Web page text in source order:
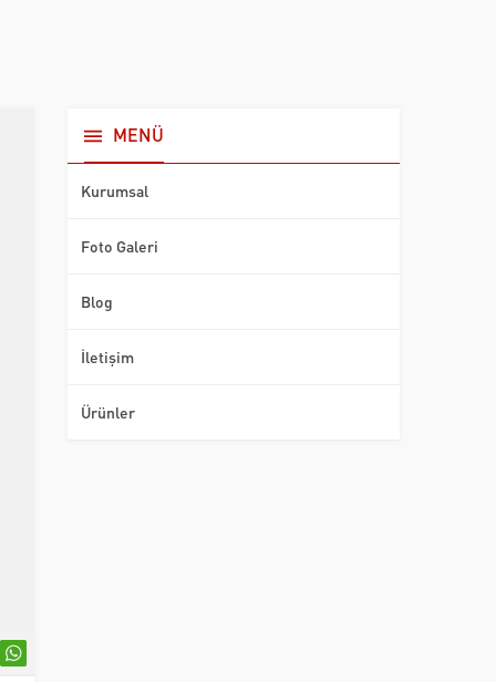
MENÜ
Kurumsal
Foto Galeri
Blog
İletişim
Ürünler